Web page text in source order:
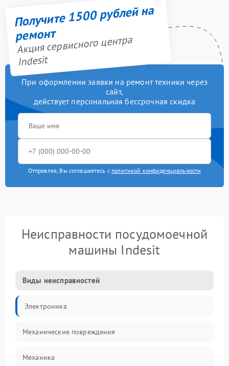
Получите 1500 рублей на
ремонт
Акция сервисного центра
Indesit
При оформлении заявки на ремонт техники через
сайт,
действует персональная бессрочная скидка
Отправляя, Вы соглашаетесь с политикой конфиденциальности
Неисправности посудомоечной
машины Indesit
Виды неисправностей
Электроника
Механические повреждения
Механика